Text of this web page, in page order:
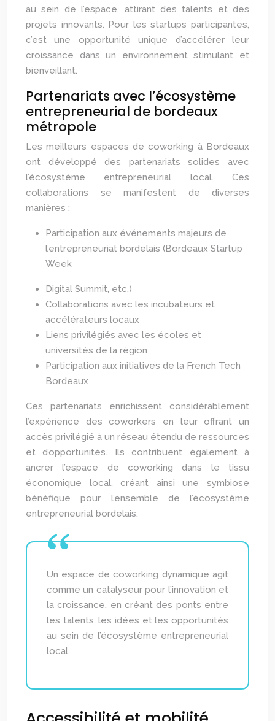
au sein de l’espace, attirant des talents et des
projets innovants. Pour les startups participantes,
c’est une opportunité unique d’accélérer leur
croissance dans un environnement stimulant et
bienveillant.
Partenariats avec l’écosystème
entrepreneurial de bordeaux
métropole
Les meilleurs espaces de coworking à Bordeaux
ont développé des partenariats solides avec
l’écosystème entrepreneurial local. Ces
collaborations se manifestent de diverses
manières :
Participation aux événements majeurs de
l’entrepreneuriat bordelais (Bordeaux Startup
Week
Digital Summit, etc.)
Collaborations avec les incubateurs et
accélérateurs locaux
Liens privilégiés avec les écoles et
universités de la région
Participation aux initiatives de la French Tech
Bordeaux
Ces partenariats enrichissent considérablement
l’expérience des coworkers en leur offrant un
accès privilégié à un réseau étendu de ressources
et d’opportunités. Ils contribuent également à
ancrer l’espace de coworking dans le tissu
économique local, créant ainsi une symbiose
bénéfique pour l’ensemble de l’écosystème
entrepreneurial bordelais.
Un espace de coworking dynamique agit
comme un catalyseur pour l’innovation et
la croissance, en créant des ponts entre
les talents, les idées et les opportunités
au sein de l’écosystème entrepreneurial
local.